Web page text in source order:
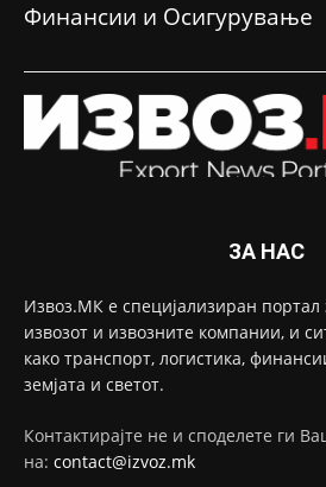
Финансии и Осигурување
ЗА НАС
Извоз.МК е специјализиран портал
извозот и извозните компании, и
како транспорт, логистика,
земјата и светот.
Контактирајте не и споделете ги
на: contact@izvoz.mk